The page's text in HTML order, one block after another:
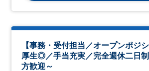
【事務・受付担当／オープンポジ
厚生◎／手当充実／完全週休二日
方歓迎～